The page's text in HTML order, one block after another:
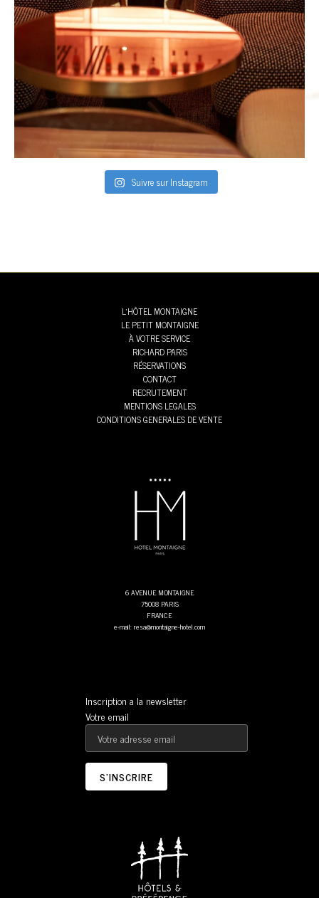
Suivre sur Instagram
L’HÔTEL MONTAIGNE
LE PETIT MONTAIGNE
À VOTRE SERVICE
RICHARD PARIS
RÉSERVATIONS
CONTACT
RECRUTEMENT
MENTIONS LEGALES
CONDITIONS GENERALES DE VENTE
6 AVENUE MONTAIGNE
75008 PARIS
FRANCE
e-mail: resa@montaigne-hotel.com
Inscription a la newsletter
Votre email